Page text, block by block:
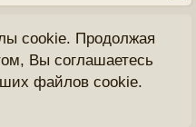
cookie. Продолжая
Вы соглашаетесь
файлов cookie.